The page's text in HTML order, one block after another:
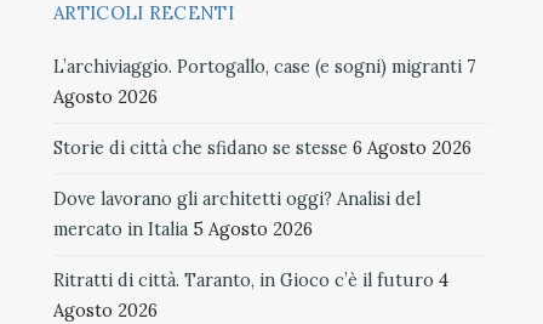
ARTICOLI RECENTI
L’archiviaggio. Portogallo, case (e sogni) migranti 7
Agosto 2026
Storie di città che sfidano se stesse 6 Agosto 2026
Dove lavorano gli architetti oggi? Analisi del
mercato in Italia 5 Agosto 2026
Ritratti di città. Taranto, in Gioco c’è il futuro 4
Agosto 2026